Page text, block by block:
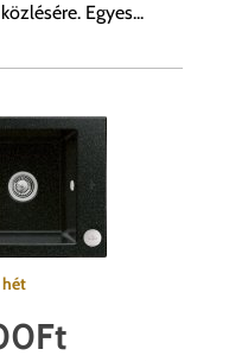
Egyes...
Ft